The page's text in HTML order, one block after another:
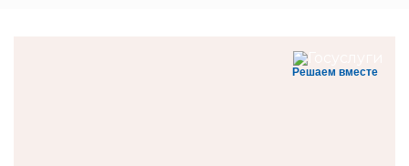
Решаем вместе